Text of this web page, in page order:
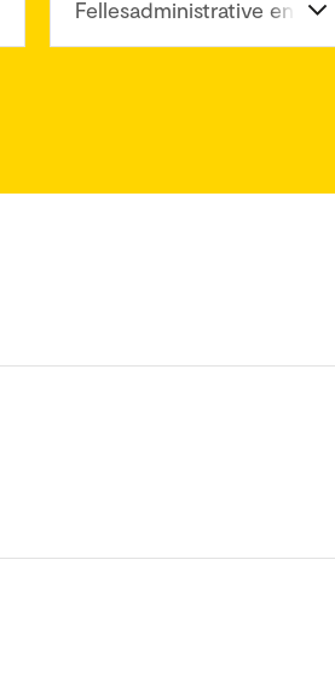
Fellesadministrative enheter